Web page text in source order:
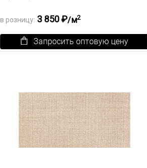
в розницу: 3 850 ₽/м2
Запросить оптовую цену